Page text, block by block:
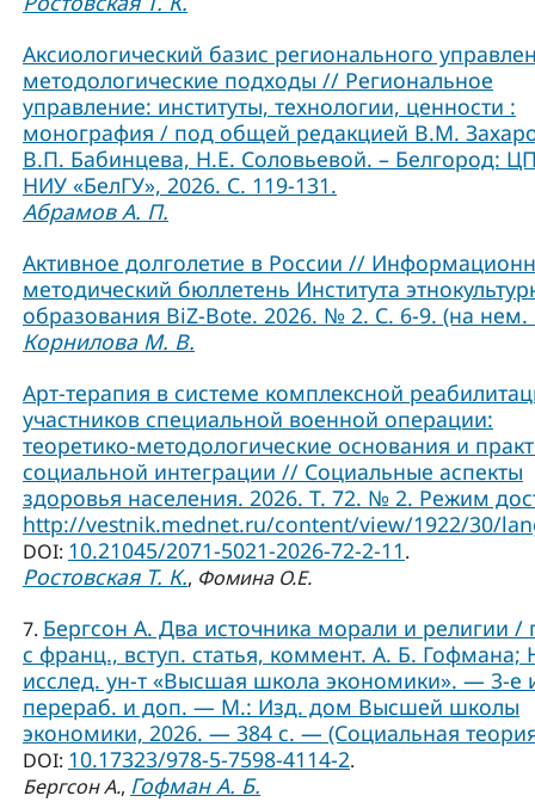
Аксиологический базис регионального
методологические подходы // Региональное
управление: институты, технологии, ценности :
монография / под общей редакцией В.М.
В.П. Бабинцева, Н.Е. Соловьевой. – Белгород:
НИУ «БелГУ», 2026. С. 119-131.
Абрамов А. П.
Активное долголетие в России //
методический бюллетень Института
образования BiZ-Bote. 2026. № 2. С. 6-9. (на нем.
Корнилова М. В.
Арт-терапия в системе комплексной
участников специальной военной операции:
теоретико-методологические основания и
социальной интеграции // Социальные аспекты
здоровья населения. 2026. Т. 72. № 2. Режим
http://vestnik.mednet.ru/content/view/1922/30/
DOI: 10.21045/2071-5021-2026-72-2-11.
Ростовская Т. К., Фомина О.Е.
7. Бергсон А. Два источника морали и религии /
с франц., вступ. статья, коммент. А. Б. Гофмана;
исслед. ун-т «Высшая школа экономики». — 3-е
перераб. и доп. — М.: Изд. дом Высшей школы
экономики, 2026. — 384 с. — (Социальная
DOI: 10.17323/978-5-7598-4114-2.
Бергсон А., Гофман А. Б.